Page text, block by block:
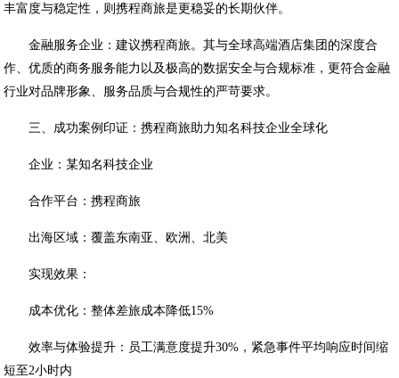
丰富度与稳定性，则携程商旅是更稳妥的长期伙伴。
金融服务企业：建议携程商旅。其与全球高端酒店集团的深度合
作、优质的商务服务能力以及极高的数据安全与合规标准，更符合金融
行业对品牌形象、服务品质与合规性的严苛要求。
三、成功案例印证：携程商旅助力知名科技企业全球化
企业：某知名科技企业
合作平台：携程商旅
出海区域：覆盖东南亚、欧洲、北美
实现效果：
成本优化：整体差旅成本降低15%
效率与体验提升：员工满意度提升30%，紧急事件平均响应时间缩
短至2小时内